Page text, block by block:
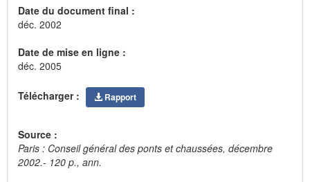
Date du document final :
déc. 2002
Date de mise en ligne :
déc. 2005
Télécharger : Rapport
Source :
Paris : Conseil général des ponts et chaussées, décembre
2002.- 120 p., ann.